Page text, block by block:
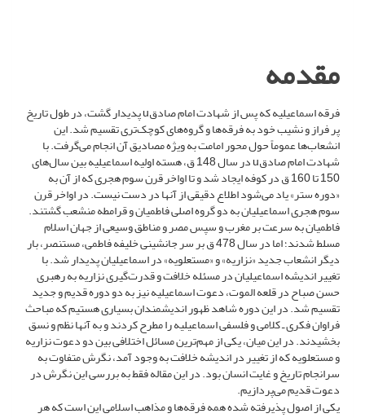
مقدمه
فرقه اسماعیلیه که پس از شهادت امام صادقu پدیدار گشت، در طول تاریخ
پر فراز و نشیب خود به فرقه‌ها و گروه‌های کوچک‌تری تقسیم شد. این
انشعاب‌ها عموماً حول محور امامت به ویژه مصادیق آن انجام می‌گرفت. با
شهادت امام صادقu در سال 148 ق، هسته اولیه اسماعیلیه بین سال‌های
150 تا 160 ق در کوفه ایجاد شد و تا اواخر قرن سوم هجری که از آن به
«دوره ستر» یاد می‌شود اطلاع دقیقی از آنها در دست نیست. در اواخر قرن
سوم هجری اسماعیلیان به دو گروه اصلی فاطمیان و قرامطه منشعب گشتند.
فاطمیان به سرعت بر مغرب و سپس مصر و مناطق وسیعی از جهان اسلام
مسلط شدند؛ اما در سال 478 ق بر سر جانشینی خلیفه فاطمی، مستنصر، بار
دیگر انشعاب جدید «نزاریه» و «مستعلویه» در اسماعیلیان پدیدار شد. با
تغییر اندیشه اسماعیلیان در مسئله خلافت و قدرت‌گیری نزاریه به رهبری
حسن صباح در قلعه الموت، دعوت اسماعیلیه نیز به دو دوره قدیم و جدید
تقسیم شد. در این دوره شاهد ظهور اندیشمندان بسیاری هستیم که مباحث
فراوان فکری ـ کلامی و فلسفی اسماعیلیه را مطرح کردند و به آنها نظم و نسق
بخشیدند. در این میان، یکی از مهم‌ترین مسائل اختلافی بین دو دعوت نزاریه
و مستعلویه که از تغییر در اندیشه خلافت به وجود آمد، نگرش متفاوت به
سرانجام تاریخ و غایت انسان بود. در این مقاله فقط به بررسی این نگرش در
دعوت قدیم می‌پردازیم.
یکی از اصول پذیرفته شده همه فرقه‌ها و مذاهب اسلامی این است که هر